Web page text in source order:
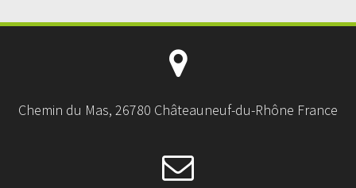
Chemin du Mas, 26780 Châteauneuf-du-Rhône France